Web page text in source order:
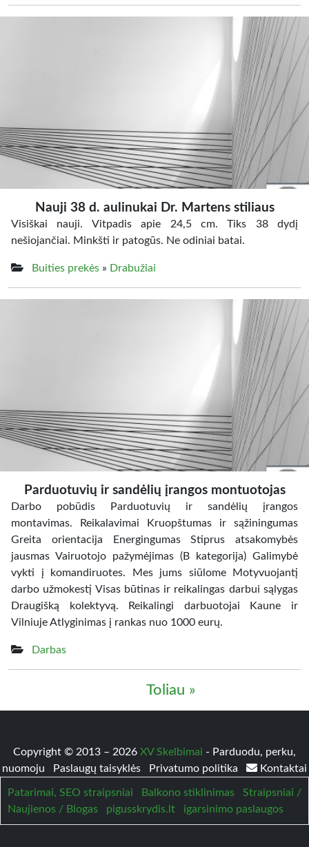
Nauji 38 d. aulinukai Dr. Martens stiliaus
Visiškai nauji. Vitpadis apie 24,5 cm. Tiks 38 dydį
nešiojančiai. Minkšti ir patogūs. Ne odiniai batai.
Buities prekės » Drabužiai
Parduotuvių ir sandėlių įrangos montuotojas
Darbo pobūdis Parduotuvių ir sandėlių įrangos
montavimas. Reikalavimai Kruopštumas ir sąžiningumas
Greita orientacija Energingumas Stiprus atsakomybės
jausmas Vairuotojo pažymėjimas (B kategorija) Galimybė
vykti į komandiruotes. Mes jums siūlome Motyvuojantį
darbo užmokestį Visas būtinas ir reikalingas darbui sąlygas
Draugišką kolektyvą. Reikalingi darbuotojai Kaune ir
Vilniuje Atlyginimas į rankas nuo 1000 eurų.
Darbas
Toliau »
Copyright © 2013 – 2026 XV Skelbimai - Parduodu, perku,
nuomoju
Paslaugų taisyklės Privatumo politika Kontaktai
Patarimai, SEO straipsniai Balkono stiklinimas
Straipsniai /
Naujienos / Blogas
pigusskrydis.lt igarsinimo paslaugos